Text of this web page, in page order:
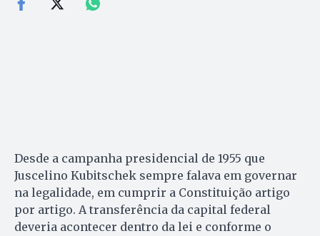
Desde a campanha presidencial de 1955 que
Juscelino Kubitschek sempre falava em governar
na legalidade, em cumprir a Constituição artigo
por artigo. A transferência da capital federal
deveria acontecer dentro da lei e conforme o